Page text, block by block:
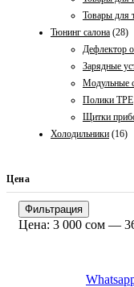
Товары для
Тюнинг салона (28)
Дефлектор
Зарядные
Модульные
Полики TPE
Щитки
Холодильники (16)
Цена
Минимальная
цена
Максимальная
цена
Фильтрация
Цена: 3 000 сом —